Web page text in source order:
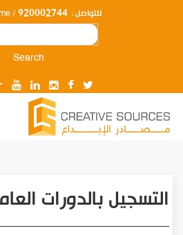
للتواصل : 920002744
/
Search
التسجيل بالدورات